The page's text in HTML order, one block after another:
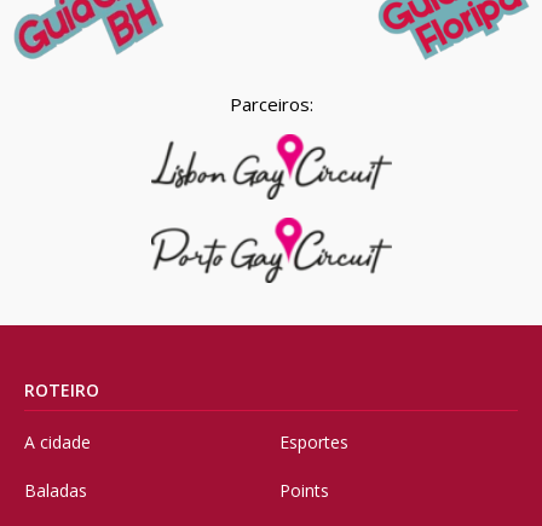
Parceiros:
ROTEIRO
A cidade
Baladas
Esportes
Points